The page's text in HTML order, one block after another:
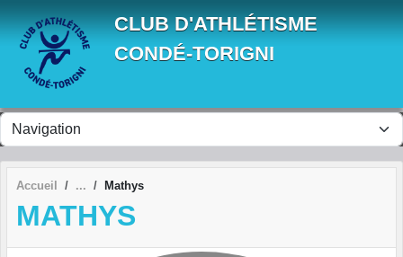
CLUB D'ATHLÉTISME
CONDÉ-TORIGNI
Accueil Mathys
MATHYS